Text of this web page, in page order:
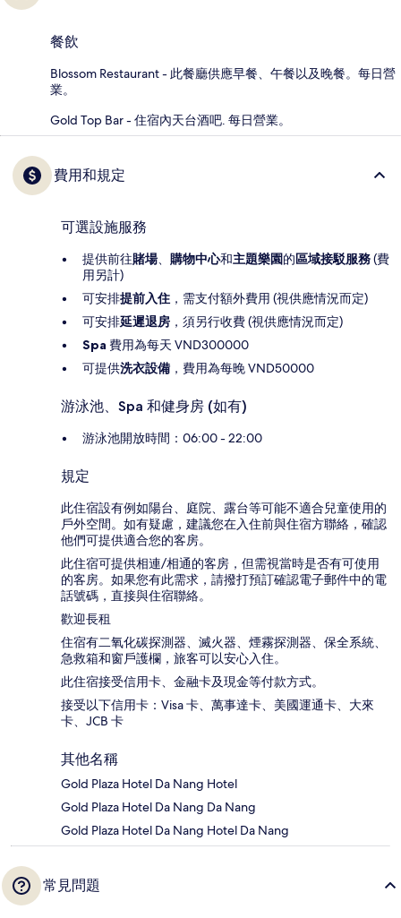
餐飲
Blossom Restaurant - 此餐廳供應早餐、午餐以及晚餐。每日營
業。
Gold Top Bar - 住宿內天台酒吧. 每日營業。
費用和規定
可選設施服務
提供前往賭場、 購物中心和主題樂園的區域接駁服務(費
用另計)
可安排提前入住 ，需支付額外費用 (視供應情況而定)
可安排延遲退房 ，須另行收費 (視供應情況而定)
Spa 費用為每天 VND300000
可提供洗衣設備 ，費用為每晚 VND50000
游泳池、Spa 和健身房 (如有)
游泳池開放時間：06:00 - 22:00
規定
此住宿設有例如陽台、庭院、露台等可能不適合兒童使用的
戶外空間。如有疑慮，建議您在入住前與住宿方聯絡，確認
他們可提供適合您的客房。
此住宿可提供相連/相通的客房，但需視當時是否有可使用
的客房。如果您有此需求，請撥打預訂確認電子郵件中的電
話號碼，直接與住宿聯絡。
歡迎長租
住宿有二氧化碳探測器、滅火器、煙霧探測器、保全系統、
急救箱和窗戶護欄，旅客可以安心入住。
此住宿接受信用卡、金融卡及現金等付款方式。
接受以下信用卡：Visa 卡、萬事達卡、美國運通卡、大來
卡、JCB 卡
其他名稱
Gold Plaza Hotel Da Nang Hotel
Gold Plaza Hotel Da Nang Da Nang
Gold Plaza Hotel Da Nang Hotel Da Nang
常見問題